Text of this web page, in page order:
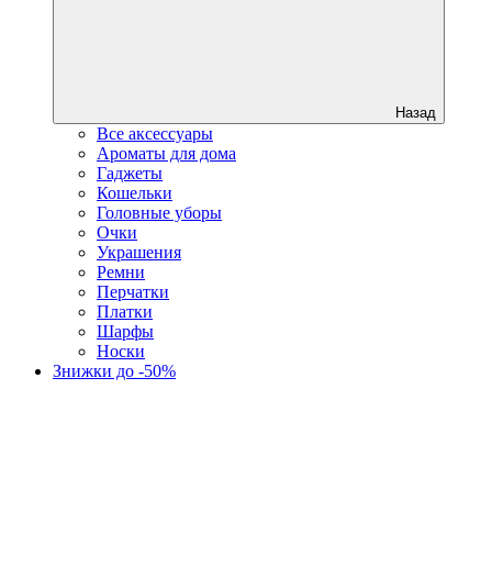
Назад
Все аксессуары
Ароматы для дома
Гаджеты
Кошельки
Головные уборы
Очки
Украшения
Ремни
Перчатки
Платки
Шарфы
Носки
Знижки до -50%